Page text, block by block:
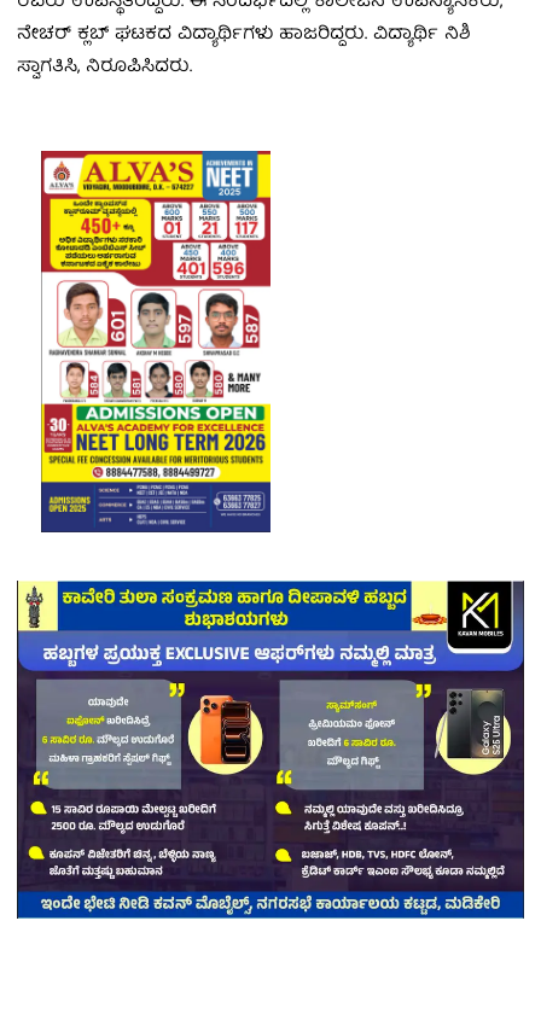
ನೇಚರ್ ಕ್ಲಬ್ ಘಟಕದ ವಿದ್ಯಾರ್ಥಿಗಳು ಹಾಜರಿದ್ದರು. ವಿದ್ಯಾರ್ಥಿ ನಿಶಿ
ಸ್ವಾಗತಿಸಿ, ನಿರೂಪಿಸಿದರು.